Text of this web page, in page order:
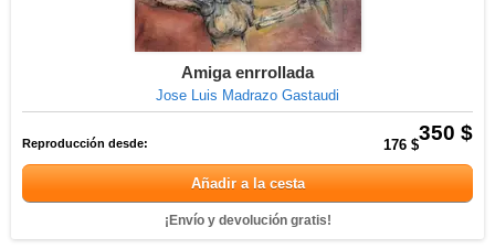
Amiga enrrollada
Jose Luis Madrazo Gastaudi
350 $
Reproducción desde: 176 $
Añadir a la cesta
¡Envío y devolución gratis!